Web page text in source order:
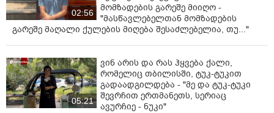
02:56
მომზადების გარეშე მიიღო -
"მასწავლებელთან მომზადების
გარეშე მაღალი ქულების მიღება შესაძლებელია, თუ..."
05:21
ვინ არის და რას ჰყვება ქალი,
რომელიც თბილისში, ტუკ-ტუკით
გადაადგილდება - "მე და ტუკ-ტუკი
შევრჩით ერთმანეთს, სერიაც
ავურჩიე - ნუკი"